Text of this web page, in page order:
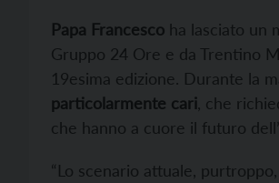
Papa Francesco ha lasciato un
Gruppo 24 Ore e da Trentino
19esima edizione. Durante la
particolarmente cari , che
che hanno a cuore il futuro
“Lo scenario attuale,